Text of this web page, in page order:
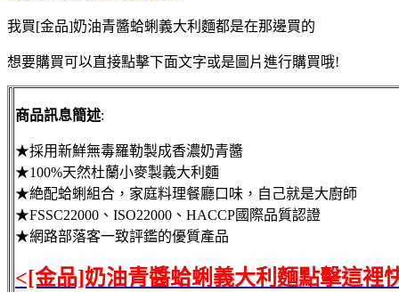
我買[金品]奶油青醬蛤蜊義大利麵都是在那邊買的
想要購買可以直接點擊下面文字或是圖片進行購買哦!
商品訊息簡述:
★採用新鮮無毒羅勒製成香濃奶青醬
★100%天然杜蘭小麥製義大利麵
★絶配蛤蜊組合，家庭料理餐廳口味，自己就是大廚師
★FSSC22000、ISO22000、HACCP國際品質認證
★網路部落客一致評鑑的優質產品
<[金品]奶油青醬蛤蜊義大利麵點擊這裡